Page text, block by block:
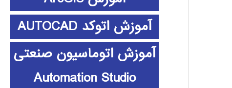
آموزش اتوکد AUTOCAD
آموزش اتوماسیون صنعتی
Automation Studio